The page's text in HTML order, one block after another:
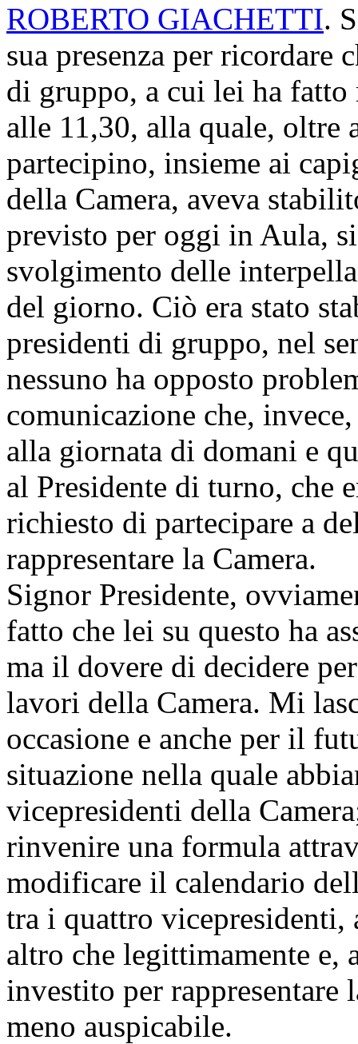
ROBERTO GIACHETTI.
sua presenza per ricordare
di gruppo, a cui lei ha
alle 11,30, alla quale, oltre
partecipino, insieme ai
della Camera, aveva
previsto per oggi in Aula,
svolgimento delle
del giorno. Ciò era stato
presidenti di gruppo, nel
nessuno ha opposto
comunicazione che,
alla giornata di domani e
al Presidente di turno, che
richiesto di partecipare a
rappresentare la Camera.
Signor Presidente,
fatto che lei su questo ha
ma il dovere di decidere
lavori della Camera. Mi
occasione e anche per il
situazione nella quale
vicepresidenti della
rinvenire una formula
modificare il calendario
tra i quattro vicepresidenti,
altro che legittimamente e,
investito per rappresentare
meno auspicabile.